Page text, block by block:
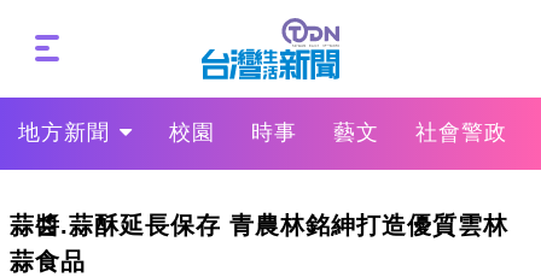
地方新聞 校園 時事 藝文 社會警政
蒜醬.蒜酥延長保存 青農林銘紳打造優質雲林
蒜食品